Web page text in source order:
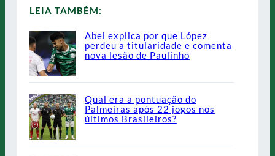
LEIA TAMBÉM:
Abel explica por que López
perdeu a titularidade e comenta
nova lesão de Paulinho
Qual era a pontuação do
Palmeiras após 22 jogos nos
últimos Brasileiros?